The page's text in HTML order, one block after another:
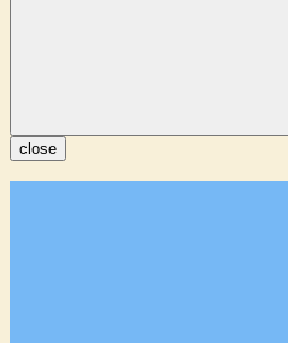
close